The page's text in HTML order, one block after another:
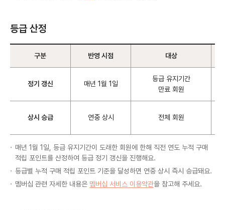
등급 산정
구분 반영 시점 대상
정기 갱신 매년 1월 1일
등급 유지기간
만료 회원
상시 승급 연중 상시 전체 회원
매년 1월 1일, 등급 유지기간이 도래한 회원에 한해 직전 연도 누적 구매
적립 포인트를 산정하여 등급 정기 갱신을 진행해요.
등급별 누적 구매 적립 포인트 기준을 달성하면 연중 상시 즉시 승급돼요.
멤버십 관련 자세한 내용은 멤버십 서비스 이용약관을 참고해 주세요.